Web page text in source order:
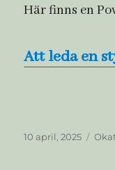
Här finns en
Att leda en
Publicerat
10 april, 2025